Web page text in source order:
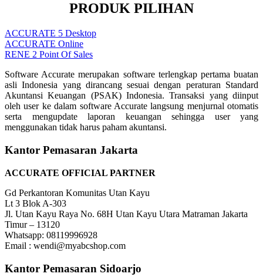
PRODUK PILIHAN
ACCURATE 5 Desktop
ACCURATE Online
RENE 2 Point Of Sales
Software Accurate merupakan software terlengkap pertama buatan
asli Indonesia yang dirancang sesuai dengan peraturan Standard
Akuntansi Keuangan (PSAK) Indonesia. Transaksi yang diinput
oleh user ke dalam software Accurate langsung menjurnal otomatis
serta mengupdate laporan keuangan sehingga user yang
menggunakan tidak harus paham akuntansi.
Kantor Pemasaran Jakarta
ACCURATE OFFICIAL PARTNER
Gd Perkantoran Komunitas Utan Kayu
Lt 3 Blok A-303
Jl. Utan Kayu Raya No. 68H Utan Kayu Utara Matraman Jakarta
Timur – 13120
Whatsapp: 08119996928
Email : wendi@myabcshop.com
Kantor Pemasaran Sidoarjo